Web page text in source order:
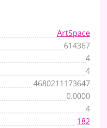
ArtSpace
614367
4
4
4680211173647
0.0000
4
182